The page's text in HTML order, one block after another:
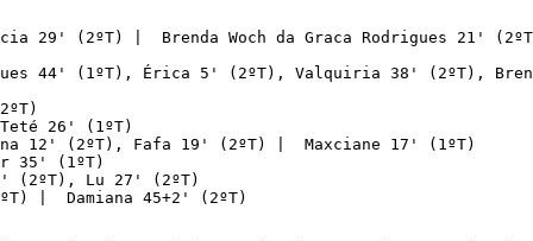
(2ºT) |  Brenda Woch da Graca Rodrigues 21'
(1ºT), Érica 5' (2ºT), Valquiria 38' (2ºT), Brenda
26' (1ºT)
12' (2ºT), Fafa 19' (2ºT) |  Maxciane 17' (1ºT)
35' (1ºT)
(2ºT), Lu 27' (2ºT)
|  Damiana 45+2' (2ºT)